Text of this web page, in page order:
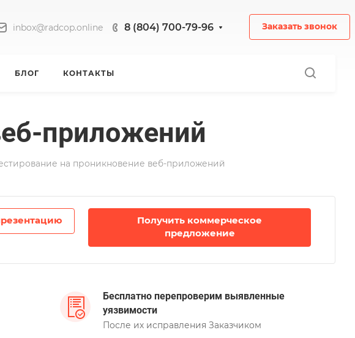
inbox@radcop.online 8 (804) 700-79-96 Заказать звонок
БЛОГ КОНТАКТЫ
приложений
на проникновение веб-приложений
Получить коммерческое
предложение
Бесплатно перепроверим выявленные
уязвимости
После их исправления Заказчиком